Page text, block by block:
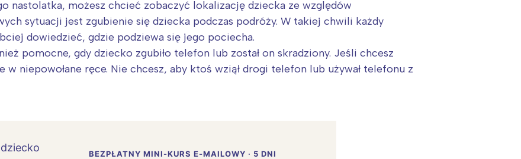
nastolatka, możesz chcieć zobaczyć lokalizację dziecka ze względów
sytuacji jest zgubienie się dziecka podczas podróży. W takiej chwili każdy
dowiedzieć, gdzie podziewa się jego pociecha.
pomocne, gdy dziecko zgubiło telefon lub został on skradziony. Jeśli chcesz
niepowołane ręce. Nie chcesz, aby ktoś wziął drogi telefon lub używał telefonu z
BEZPŁATNY MINI-KURS E-MAILOWY · 5 DNI